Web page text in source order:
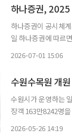
하나증권,
하나증권이 공시체
일 하나증권에 따르
2026-07-01 15:06
수원시가 운영하는
장객 163만8242명
2026-05-26 14:19